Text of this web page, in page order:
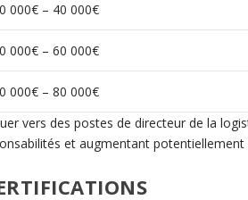
000€ – 40 000€
000€ – 60 000€
000€ – 80 000€
vers des postes de directeur de la
et augmentant potentiellement